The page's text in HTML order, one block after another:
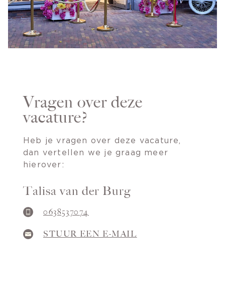
Vragen over deze
vacature?
Heb je vragen over deze vacature,
dan vertellen we je graag meer
hierover:
Talisa van der Burg
0638537074
STUUR EEN E-MAIL